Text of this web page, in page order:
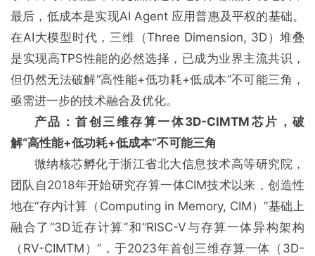
最后，低成本是实现AI Agent 应用普惠及平权的基础。
在AI大模型时代，三维（Three Dimension, 3D）堆叠
是实现高TPS性能的必然选择，已成为业界主流共识，
但仍然无法破解“高性能+低功耗+低成本”不可能三角，
亟需进一步的技术融合及优化。
产品：首创三维存算一体3D-CIMTM芯片，破
解“高性能+低功耗+低成本”不可能三角
微纳核芯孵化于浙江省北大信息技术高等研究院，
团队自2018年开始研究存算一体CIM技术以来，创造性
地在“存内计算（Computing in Memory, CIM）”基础上
融合了“3D近存计算”和“RISC-V与存算一体异构架构
（RV-CIMTM）”，于2023年首创三维存算一体（3D-